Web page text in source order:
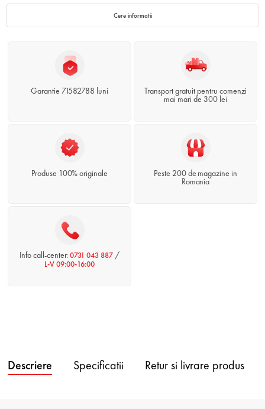
Cere informatii
Garantie 71582788 luni
Transport gratuit pentru comenzi
mai mari de 300 lei
Produse 100% originale
Peste 200 de magazine in
Romania
Info call-center:0731 043 887 /
L-V 09:00-16:00
Descriere Specificatii Retur si livrare produs